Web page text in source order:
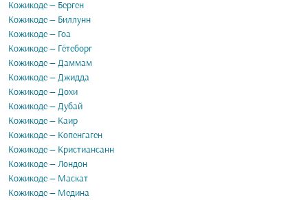
Кожикоде — Берген
Кожикоде — Биллунн
Кожикоде — Гоа
Кожикоде — Гётеборг
Кожикоде — Даммам
Кожикоде — Джидда
Кожикоде — Дохи
Кожикоде — Дубай
Кожикоде — Каир
Кожикоде — Копенгаген
Кожикоде — Кристиансанн
Кожикоде — Лондон
Кожикоде — Маскат
Кожикоде — Медина